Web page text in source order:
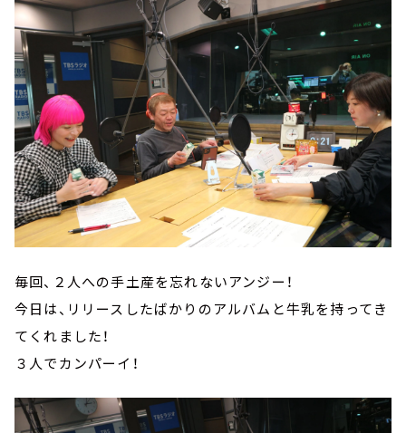
毎回、２人への手土産を忘れないアンジー！
今日は、リリースしたばかりのアルバムと牛乳を持ってき
てくれました！
３人でカンパーイ！